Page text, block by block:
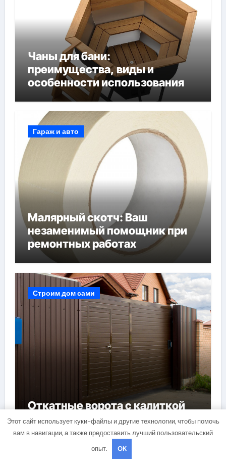
Чаны для бани:
преимущества, виды и
особенности использования
Гараж и авто
Малярный скотч: Ваш
незаменимый помощник при
ремонтных работах
Строим дом сами
Откатные ворота с калиткой
Этот сайт использует куки-файлы и другие технологии, чтобы помочь
вам в навигации, а также предоставить лучший пользовательский
опыт.
OK